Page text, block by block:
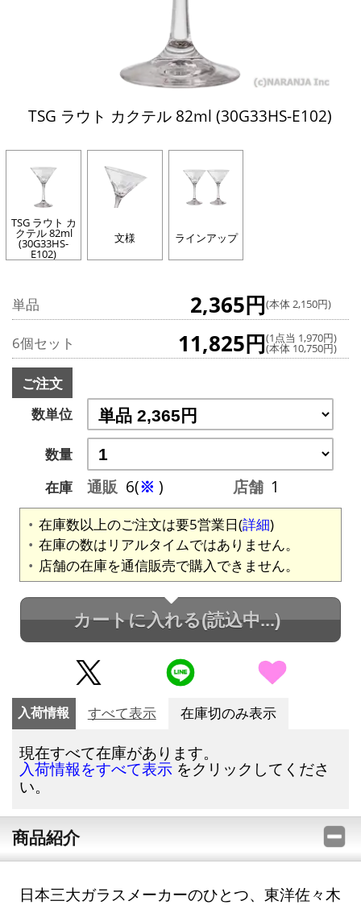
TSG ラウト カクテル 82ml (30G33HS-E102)
TSG ラウト カ
クテル 82ml
(30G33HS-
E102)
文様 ラインアップ
単品 2,365円(本体 2,150円)
6個セット 11,825円(1点当 1,970円)
(本体 10,750円)
ご注文
数単位
数量
在庫
通販 6(※ ) 店舗 1
在庫数以上のご注文は要5営業日(詳細)
在庫の数はリアルタイムではありません。
店舗の在庫を通信販売で購入できません。
カートに入れる(読込中...)
入荷情報 すべて表示 在庫切のみ表示
現在すべて在庫があります。
入荷情報をすべて表示 をクリックしてくださ
い。
商品紹介
日本三大ガラスメーカーのひとつ、東洋佐々木